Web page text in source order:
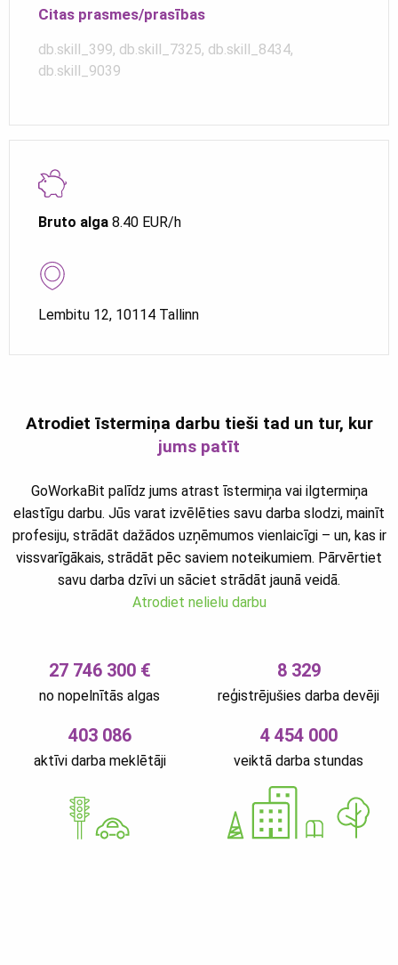
Bruto alga 8.40 EUR/h
Lembitu 12, 10114 Tallinn
Citas prasmes/prasības
db.skill_399, db.skill_7325, db.skill_8434,
db.skill_9039
Atrodiet īstermiņa darbu tieši tad un tur, kur
jums patīt
GoWorkaBit palīdz jums atrast īstermiņa vai ilgtermiņa
elastīgu darbu. Jūs varat izvēlēties savu darba slodzi, mainīt
profesiju, strādāt dažādos uzņēmumos vienlaicīgi – un, kas ir
vissvarīgākais, strādāt pēc saviem noteikumiem. Pārvērtiet
savu darba dzīvi un sāciet strādāt jaunā veidā.
Atrodiet nelielu darbu
27 746 300 €
no nopelnītās algas
8 329
reģistrējušies darba devēji
403 086
aktīvi darba meklētāji
4 454 000
veiktā darba stundas